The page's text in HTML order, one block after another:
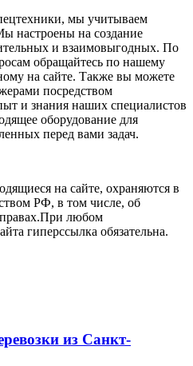
мы учитываем
настроены на создание
и взаимовыгодных. По
обращайтесь по нашему
на сайте. Также вы можете
посредством
и знания наших специалистов
оборудование для
перед вами задач.
на сайте, охраняются в
РФ, в том числе, об
любом
гиперссылка обязательна.
из Санкт-